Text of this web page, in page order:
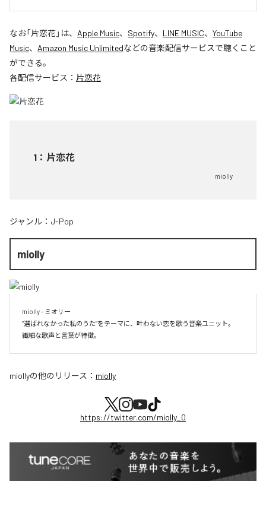
なお「片恋花」は、 Apple Music、 Spotify、 LINE MUSIC、 YouTube
Music、 Amazon Music Unlimitedなどの音楽配信サービスで聴くこと
ができる。
各配信サービス： 片恋花
1 ： 片恋花
miolly
ジャンル： J-Pop
miolly
miolly - ミオリー
”選ばれなかった私のうた”をテーマに、叶わない恋を歌う音楽ユニット。
miollyの他のリリース： miolly
https://twitter.com/miolly_0